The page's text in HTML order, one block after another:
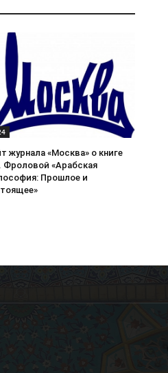
журнала «Москва» о книге
Фроловой «Арабская
Прошлое и